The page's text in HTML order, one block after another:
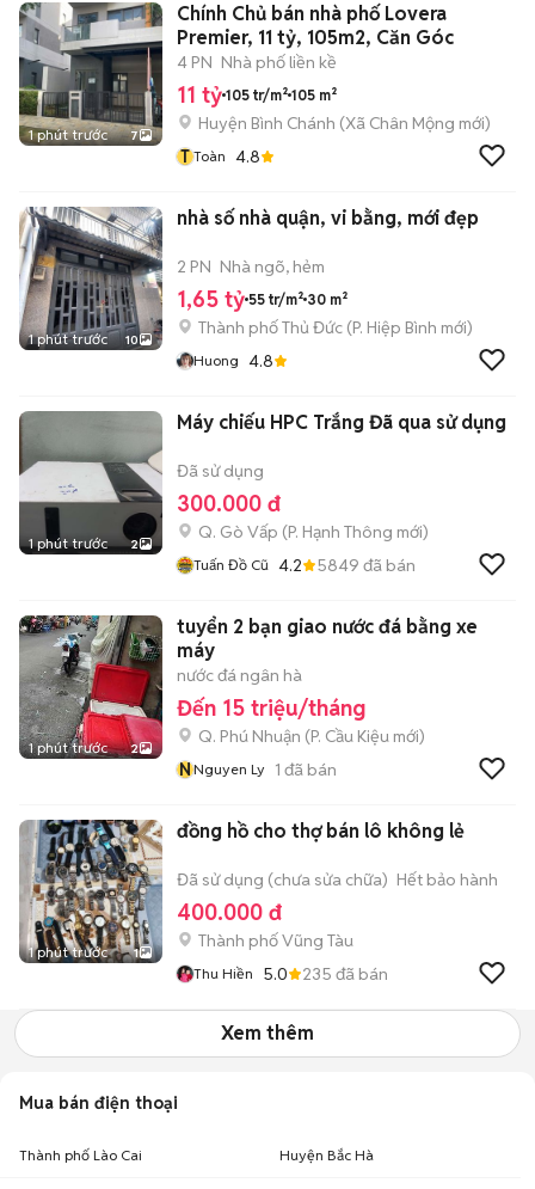
1 phút trước 7
Chính Chủ bán nhà phố Lovera
Premier, 11 tỷ, 105m2, Căn Góc
4 PN Nhà phố liền kề
11 tỷ 105 tr/m² 105 m²
Huyện Bình Chánh (Xã Chân Mộng mới)
T Toàn 4.8
1 phút trước 10
nhà số nhà quận, vi bằng, mới đẹp
2 PN Nhà ngõ, hẻm
1,65 tỷ 55 tr/m² 30 m²
Thành phố Thủ Đức (P. Hiệp Bình mới)
Huong 4.8
1 phút trước 2
Máy chiếu HPC Trắng Đã qua sử dụng
Đã sử dụng
300.000 đ
Q. Gò Vấp (P. Hạnh Thông mới)
Tuấn Đồ Cũ 4.2 5849 đã bán
1 phút trước 2
tuyển 2 bạn giao nước đá bằng xe
máy
nước đá ngân hà
Đến 15 triệu/tháng
Q. Phú Nhuận (P. Cầu Kiệu mới)
NNguyen Ly 1 đã bán
1 phút trước 1
đồng hồ cho thợ bán lô không lẻ
Đã sử dụng (chưa sửa chữa) Hết bảo hành
400.000 đ
Thành phố Vũng Tàu
Thu Hiền 5.0 235 đã bán
Xem thêm
Mua bán điện thoại
Thành phố Lào Cai Huyện Bắc Hà